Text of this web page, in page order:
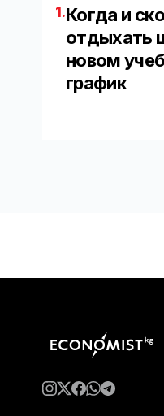
1.Когда и
отдыхать
новом
график